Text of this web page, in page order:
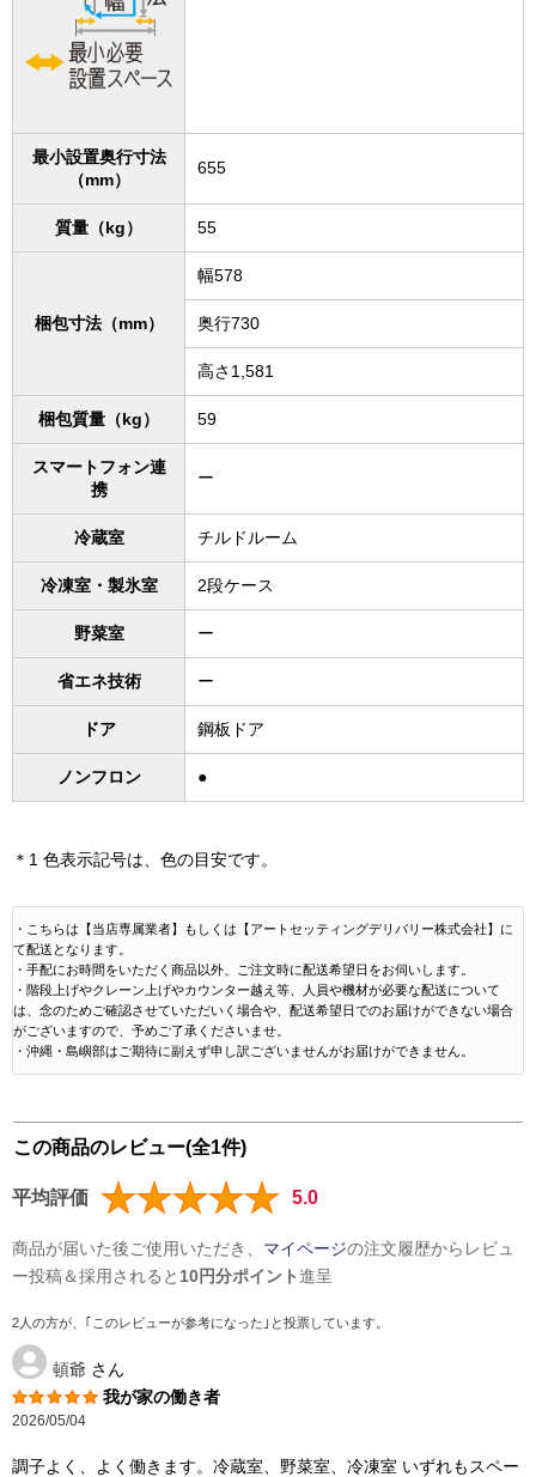
最小設置奥行寸法
（mm）
655
質量（kg） 55
梱包寸法（mm）
幅578
奥行730
高さ1,581
梱包質量（kg） 59
スマートフォン連
携
ー
冷蔵室 チルドルーム
冷凍室・製氷室 2段ケース
野菜室 ー
省エネ技術 ー
ドア 鋼板ドア
ノンフロン ●
＊1 色表示記号は、色の目安です。
・こちらは【当店専属業者】もしくは【アートセッティングデリバリー株式会社】に
て配送となります。
・手配にお時間をいただく商品以外、ご注文時に配送希望日をお伺いします。
・階段上げやクレーン上げやカウンター越え等、人員や機材が必要な配送について
は、念のためご確認させていただいく場合や、配送希望日でのお届けができない場合
がございますので、予めご了承くださいませ。
・沖縄・島嶼部はご期待に副えず申し訳ございませんがお届けができません。
この商品のレビュー(全1件)
平均評価 5.0
商品が届いた後ご使用いただき、 マイページの注文履歴からレビュ
ー投稿＆採用されると 10円分ポイント進呈
2人の方が、｢このレビューが参考になった｣と投票しています。
頓爺 さん
我が家の働き者
2026/05/04
調子よく、よく働きます。冷蔵室、野菜室、冷凍室 いずれもスペー